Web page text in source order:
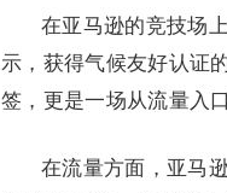
在亚马逊的竞技场
示，获得气候友好认证
签，更是一场从流量入
在流量方面，亚马